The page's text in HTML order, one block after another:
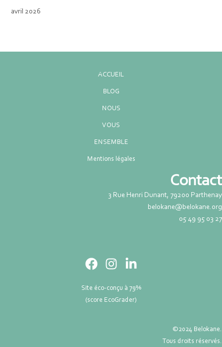
avril 2026
ACCUEIL
BLOG
NOUS
VOUS
ENSEMBLE
Mentions légales
Contact
3 Rue Henri Dunant, 79200 Parthenay
belokane@belokane.org
05 49 95 03 27
Site éco-conçu à 79%
(score EcoGrader)
©2024 Belokane.
Tous droits réservés.